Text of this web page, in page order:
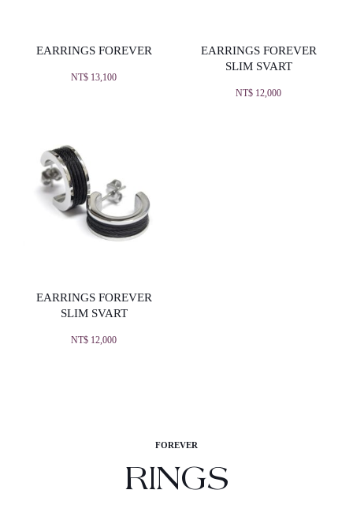
EARRINGS FOREVER
NT$ 13,100
EARRINGS FOREVER
SLIM SVART
NT$ 12,000
EARRINGS FOREVER
SLIM SVART
NT$ 12,000
FOREVER
RINGS